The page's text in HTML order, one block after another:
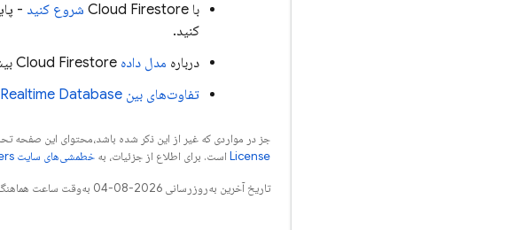
با Cloud Firestore شروع کنید -
کنید.
درباره مدل داده Cloud Firestore
تفاوت‌های بین Realtime Database
جز در مواردی که غیر از این ذکر شده باشد،‌محتوای این صفحه
License است. برای اطلاع از جزئیات، به خطمشی‌های سایت Google Developers‏
تاریخ آخرین به‌روزرسانی 2026-08-04 به‌وقت ساعت هماهنگ جهانی.